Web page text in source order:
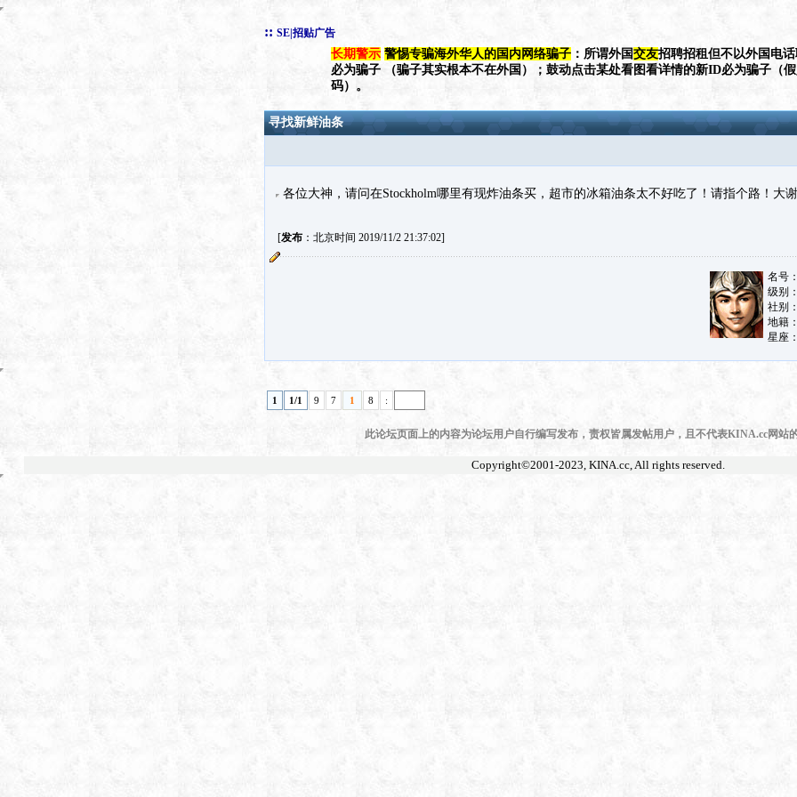
:: SE|招贴广告
长期警示 警惕专骗海外华人的国内网络骗子 ：所谓外国交友招聘招租但不以外国电
必为骗子 （骗子其实根本不在外国）；鼓动点击某处看图看详情的新ID必为骗子（
码）。
寻找新鲜油条
各位大神，请问在Stockholm哪里有现炸油条买，超市的冰箱油条太不好吃了！请指个路！大
[发布：北京时间 2019/11/2 21:37:02]
1 1/1 9 7 1 8 :
此论坛页面上的内容为论坛用户自行编写发布，责权皆属发帖用户，且不代表KINA.cc网站
Copyright©2001-2023, KINA.cc, All rights reserved.